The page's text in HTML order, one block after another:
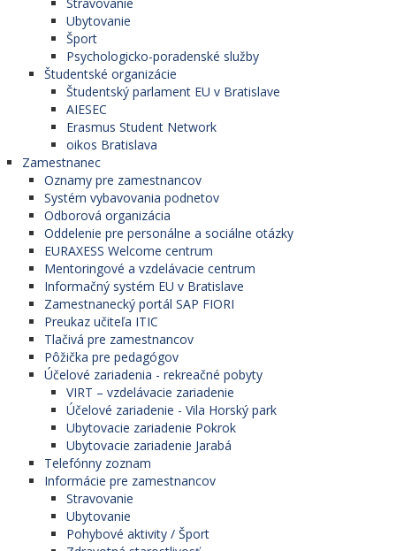
Ubytovanie
Šport
Psychologicko-poradenské služby
Študentské organizácie
Študentský parlament EU v Bratislave
AIESEC
Erasmus Student Network
oikos Bratislava
Zamestnanec
Oznamy pre zamestnancov
Systém vybavovania podnetov
Odborová organizácia
Oddelenie pre personálne a sociálne otázky
EURAXESS Welcome centrum
Mentoringové a vzdelávacie centrum
Informačný systém EU v Bratislave
Zamestnanecký portál SAP FIORI
Preukaz učiteľa ITIC
Tlačivá pre zamestnancov
Pôžička pre pedagógov
Účelové zariadenia - rekreačné pobyty
VIRT – vzdelávacie zariadenie
Účelové zariadenie - Vila Horský park
Ubytovacie zariadenie Pokrok
Ubytovacie zariadenie Jarabá
Telefónny zoznam
Informácie pre zamestnancov
Stravovanie
Ubytovanie
Pohybové aktivity / Šport